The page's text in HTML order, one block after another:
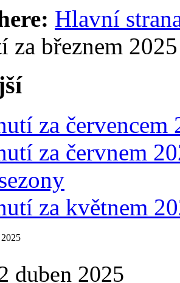
Hlavní
za březnem 2025
za červencem
za červnem
za květnem
duben 2025